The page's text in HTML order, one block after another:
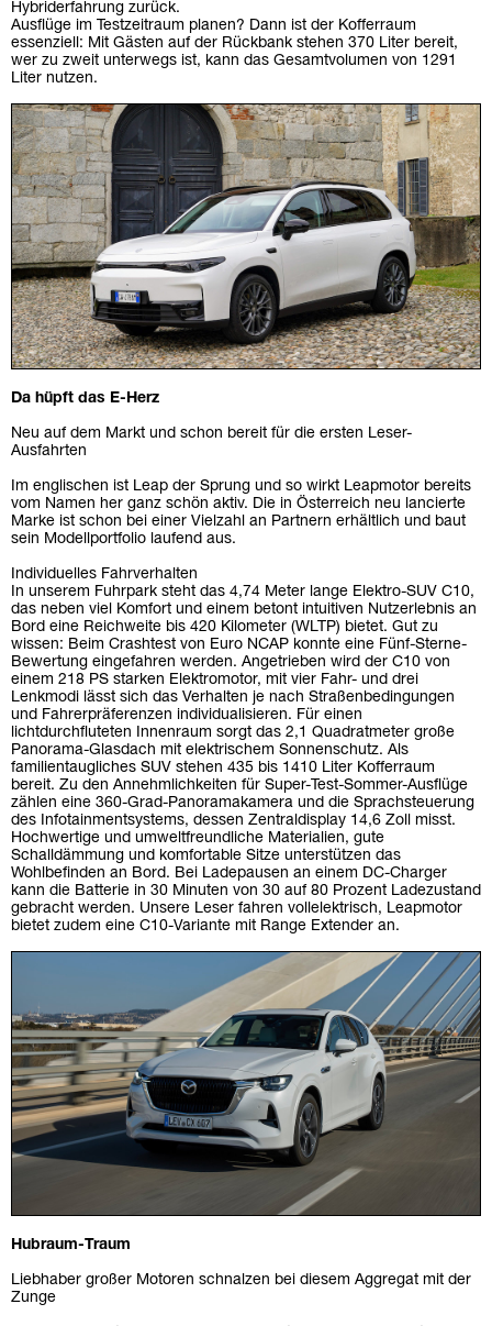
Hybriderfahrung zurück.
Ausflüge im Testzeitraum planen? Dann ist der Kofferraum
essenziell: Mit Gästen auf der Rückbank stehen 370 Liter bereit,
wer zu zweit unterwegs ist, kann das Gesamtvolumen von 1291
Liter nutzen.
Da hüpft das E-Herz
Neu auf dem Markt und schon bereit für die ersten Leser-
Ausfahrten
Im englischen ist Leap der Sprung und so wirkt Leapmotor bereits
vom Namen her ganz schön aktiv. Die in Österreich neu lancierte
Marke ist schon bei einer Vielzahl an Partnern erhältlich und baut
sein Modellportfolio laufend aus.
Individuelles Fahrverhalten
In unserem Fuhrpark steht das 4,74 Meter lange Elektro-SUV C10,
das neben viel Komfort und einem betont intuitiven Nutzerlebnis an
Bord eine Reichweite bis 420 Kilometer (WLTP) bietet. Gut zu
wissen: Beim Crashtest von Euro NCAP konnte eine Fünf-Sterne-
Bewertung eingefahren werden. Angetrieben wird der C10 von
einem 218 PS starken Elektromotor, mit vier Fahr- und drei
Lenkmodi lässt sich das Verhalten je nach Straßenbedingungen
und Fahrerpräferenzen individualisieren. Für einen
lichtdurchfluteten Innenraum sorgt das 2,1 Quadratmeter große
Panorama-Glasdach mit elektrischem Sonnenschutz. Als
familientaugliches SUV stehen 435 bis 1410 Liter Kofferraum
bereit. Zu den Annehmlichkeiten für Super-Test-Sommer-Ausflüge
zählen eine 360-Grad-Panoramakamera und die Sprachsteuerung
des Infotainmentsystems, dessen Zentraldisplay 14,6 Zoll misst.
Hochwertige und umweltfreundliche Materialien, gute
Schalldämmung und komfortable Sitze unterstützen das
Wohlbefinden an Bord. Bei Ladepausen an einem DC-Charger
kann die Batterie in 30 Minuten von 30 auf 80 Prozent Ladezustand
gebracht werden. Unsere Leser fahren vollelektrisch, Leapmotor
bietet zudem eine C10-Variante mit Range Extender an.
Hubraum-Traum
Liebhaber großer Motoren schnalzen bei diesem Aggregat mit der
Zunge